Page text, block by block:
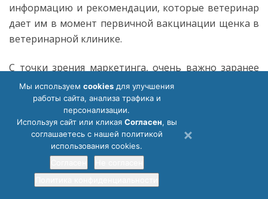
информацию и рекомендации, которые ветеринар
дает им в момент первичной вакцинации щенка в
ветеринарной клинике.
С точки зрения маркетинга, очень важно заранее
подумать о том, каким образом презентовать
клиенту профилактические услуги так, чтобы он
правильно понял, о чем именно идет речь.
Как клиент видит те или иные услуги?
Вакцинация = профилактика болезней
Мы используем cookies для улучшения
работы сайта, анализа трафика и
персонализации.
Используя сайт или кликая Cогласен, вы
соглашаетесь с нашей политикой
использования cookies.